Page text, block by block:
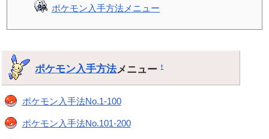
ポケモン入手方法メニュー
ポケモン入手方法メニュー†
ポケモン入手法No.1-100
ポケモン入手法No.101-200